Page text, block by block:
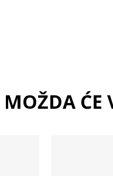
MOŽDA ĆE